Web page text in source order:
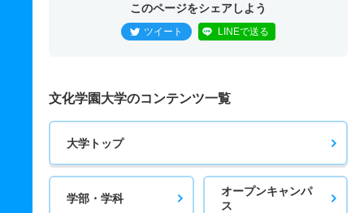
このページをシェアしよう
ツイート LINEで送る
文化学園大学のコンテンツ一覧
大学トップ
学部・学科
オープンキャンパ
ス